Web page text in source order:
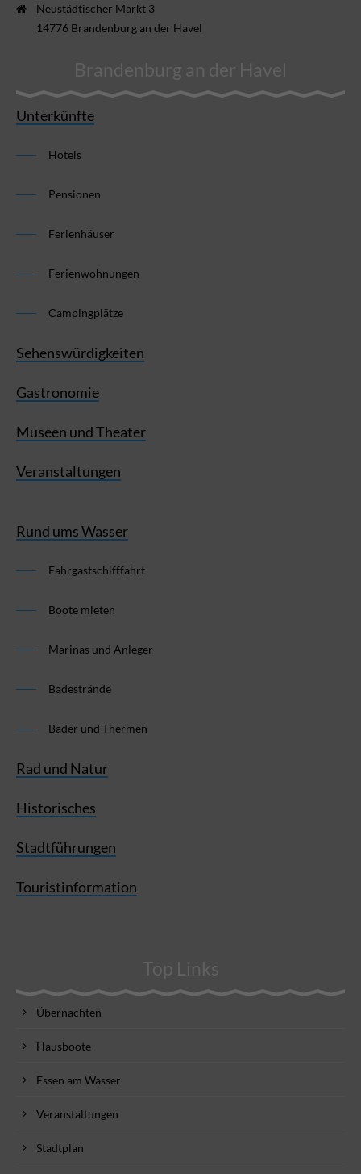
Neustädtischer Markt 3
14776 Brandenburg an der Havel
Brandenburg an der Havel
Unterkünfte
Hotels
Pensionen
Ferienhäuser
Ferienwohnungen
Campingplätze
Sehenswürdigkeiten
Gastronomie
Museen und Theater
Veranstaltungen
Rund ums Wasser
Fahrgastschifffahrt
Boote mieten
Marinas und Anleger
Badestrände
Bäder und Thermen
Rad und Natur
Historisches
Stadtführungen
Touristinformation
Top Links
Übernachten
Hausboote
Essen am Wasser
Veranstaltungen
Stadtplan